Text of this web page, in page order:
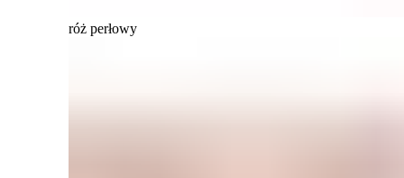
róż perłowy